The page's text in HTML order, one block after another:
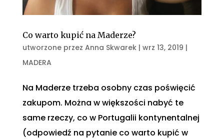
Co warto kupić na Maderze?
utworzone przez Anna Skwarek| wrz 13, 2019 |
MADERA
Na Maderze trzeba osobny czas poświęcić
zakupom. Można w większości nabyć te
same rzeczy, co w Portugalii kontynentalnej
(odpowiedź na pytanie co warto kupić w